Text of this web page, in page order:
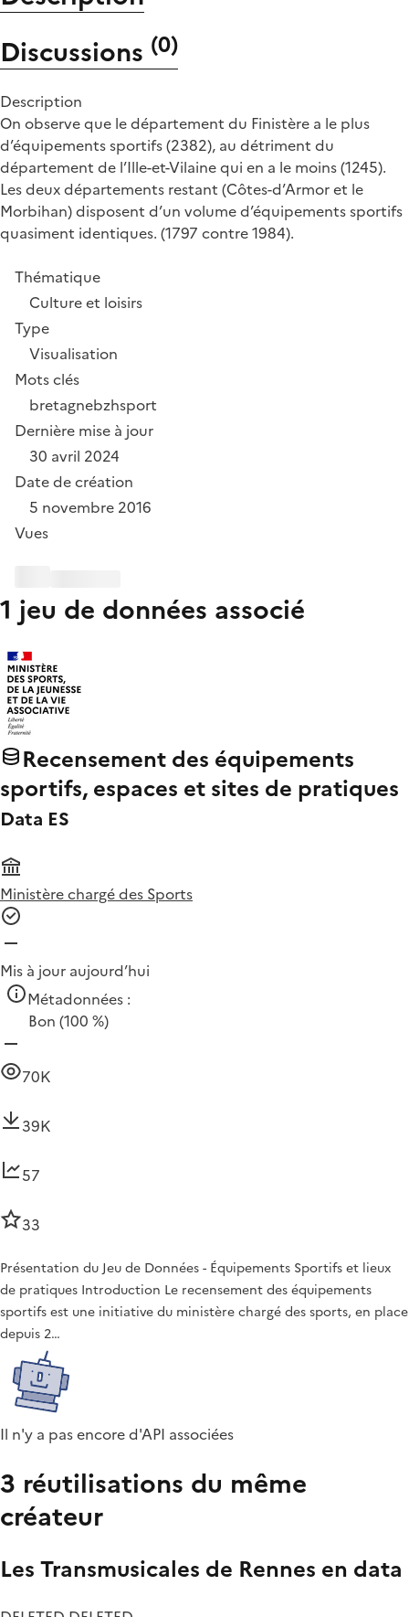
Discussions (0)
Description
On observe que le département du Finistère a le plus
d’équipements sportifs (2382), au détriment du
département de l’Ille-et-Vilaine qui en a le moins (1245).
Les deux départements restant (Côtes-d’Armor et le
Morbihan) disposent d’un volume d’équipements sportifs
quasiment identiques. (1797 contre 1984).
Thématique
Culture et loisirs
Type
Visualisation
Mots clés
bretagnebzhsport
Dernière mise à jour
30 avril 2024
Date de création
5 novembre 2016
Vues
1 jeu de données associé
Recensement des équipements
sportifs, espaces et sites de pratiques
Data ES
Ministère chargé des Sports
Mis à jour aujourd’hui
Métadonnées :
Bon (100 %)
70K
39K
57
33
Présentation du Jeu de Données - Équipements Sportifs et lieux
de pratiques Introduction Le recensement des équipements
sportifs est une initiative du ministère chargé des sports, en place
depuis 2…
Il n'y a pas encore d'API associées
3 réutilisations du même
créateur
Les Transmusicales de Rennes en data